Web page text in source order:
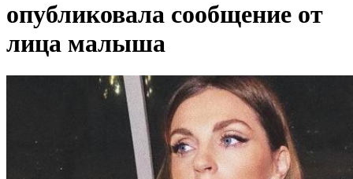
опубликовала сообщение от
лица малыша